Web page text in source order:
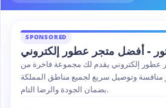
SPONSORED
- أفضل متجر عطور إلكتروني
عطور إلكتروني يقدم لك مجموعة فاخرة من
منافسة وتوصيل سريع لجميع مناطق المملكة
بضمان الجودة والرضا التام.